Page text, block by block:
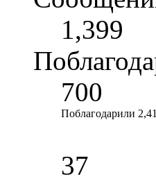
1,399
700
Поблагодарили
37